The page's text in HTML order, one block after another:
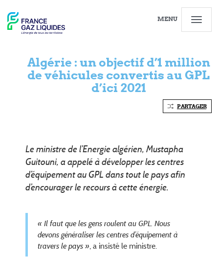
MENU
Algérie : un objectif d’1 million
de véhicules convertis au GPL
d’ici 2021
PARTAGER
Le ministre de l’Energie algérien, Mustapha
Guitouni, a appelé à développer les centres
d’équipement au GPL dans tout le pays afin
d’encourager le recours à cette énergie.
« Il faut que les gens roulent au GPL. Nous
devons généraliser les centres d’équipement à
travers le pays », a insisté le ministre.